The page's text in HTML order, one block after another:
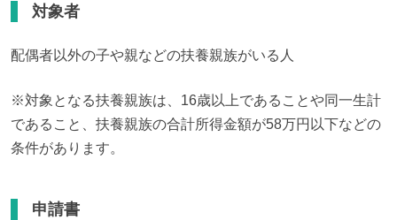
対象者
配偶者以外の子や親などの扶養親族がいる人
※対象となる扶養親族は、16歳以上であることや同一生計
であること、扶養親族の合計所得金額が58万円以下などの
条件があります。
申請書